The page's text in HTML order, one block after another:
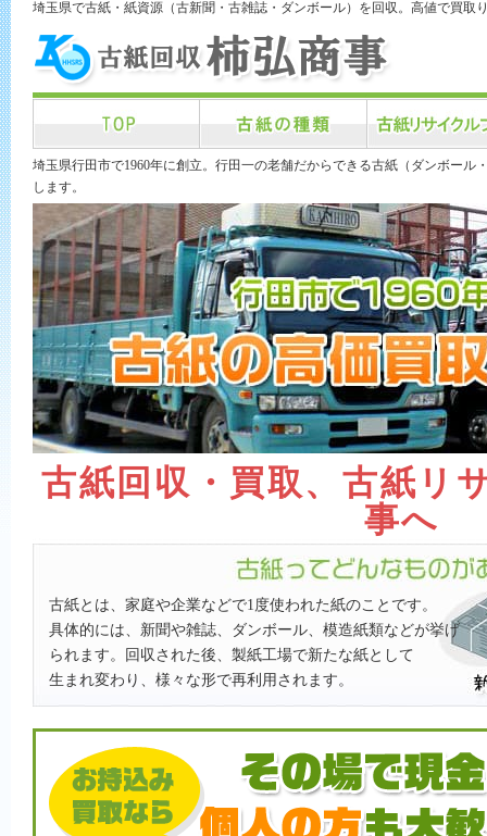
埼玉県で古紙・紙資源（古新聞・古雑誌・ダンボール）を回収。高値で買取
埼玉県行田市で1960年に創立。行田一の老舗だからできる古紙（ダンボー
します。
古紙回収・買取、古紙リ
事へ
古紙とは、家庭や企業などで1度使われた紙のことです。
具体的には、新聞や雑誌、ダンボール、模造紙類などが挙げ
られます。回収された後、製紙工場で新たな紙として
生まれ変わり、様々な形で再利用されます。